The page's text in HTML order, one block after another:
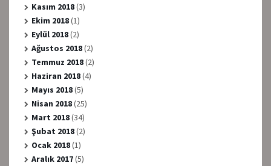
Kasım 2018(3)
Ekim 2018(1)
Eylül 2018(2)
Ağustos 2018(2)
Temmuz 2018(2)
Haziran 2018(4)
Mayıs 2018(5)
Nisan 2018(25)
Mart 2018(34)
Şubat 2018(2)
Ocak 2018(1)
Aralık 2017(5)